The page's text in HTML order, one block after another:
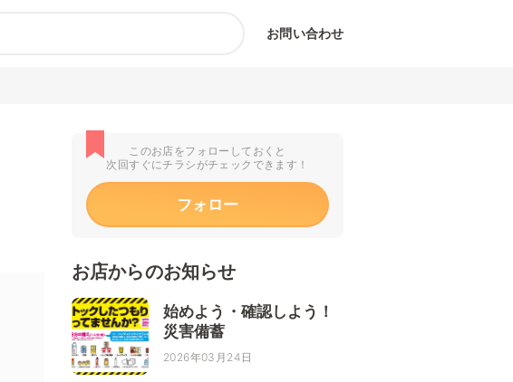
お問い合わせ
このお店をフォローしておくと
次回すぐにチラシがチェックできます！
フォロー
お店からのお知らせ
始めよう・確認しよう！
災害備蓄
2026年03月24日